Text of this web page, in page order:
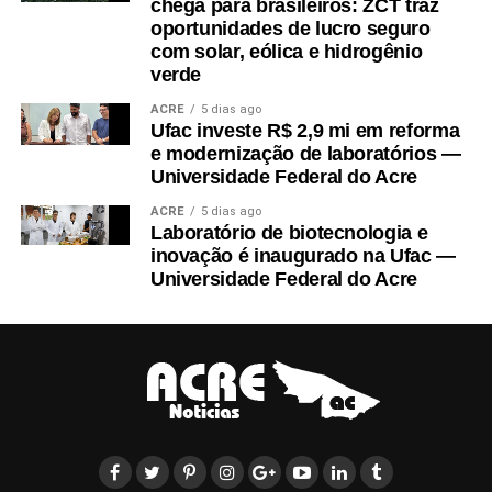
a Biblioteca Central, a Pró-Reitoria de Desenvolvimento e
Gestão de Pessoas e a Prograd.
chega para brasileiros: ZCT traz
oportunidades de lucro seguro
com solar, eólica e hidrogênio
verde
ACRE 5 dias ago
Ufac investe R$ 2,9 mi em reforma
e modernização de laboratórios —
Universidade Federal do Acre
ACRE 5 dias ago
Laboratório de biotecnologia e
inovação é inaugurado na Ufac —
Universidade Federal do Acre